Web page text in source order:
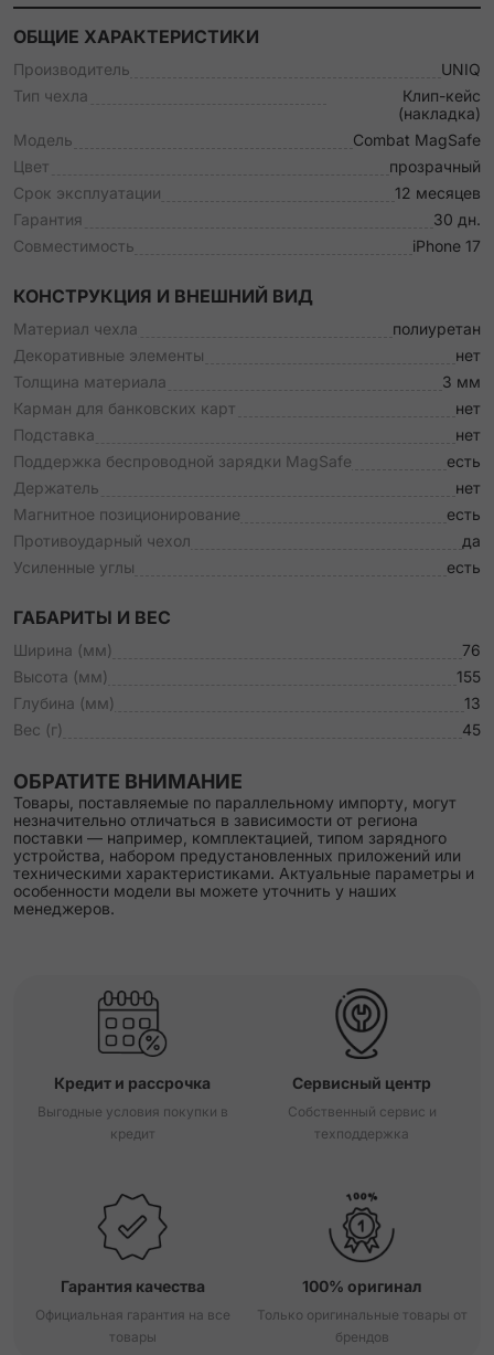
ОБЩИЕ ХАРАКТЕРИСТИКИ
Производитель
UNIQ
Тип чехла
Клип-кейс
(накладка)
Модель
Combat MagSafe
Цвет
прозрачный
Срок эксплуатации
12 месяцев
Гарантия
30 дн.
Совместимость
iPhone 17
КОНСТРУКЦИЯ И ВНЕШНИЙ ВИД
Материал чехла
полиуретан
Декоративные элементы
нет
Толщина материала
3 мм
Карман для банковских карт
нет
Подставка
нет
Поддержка беспроводной зарядки MagSafe
есть
Держатель
нет
Магнитное позиционирование
есть
Противоударный чехол
да
Усиленные углы
есть
ГАБАРИТЫ И ВЕС
Ширина (мм)
76
Высота (мм)
155
Глубина (мм)
13
Вес (г)
45
ОБРАТИТЕ ВНИМАНИЕ
Товары, поставляемые по параллельному импорту, могут
незначительно отличаться в зависимости от региона
поставки — например, комплектацией, типом зарядного
устройства, набором предустановленных приложений или
техническими характеристиками. Актуальные параметры и
особенности модели вы можете уточнить у наших
менеджеров.
Кредит и рассрочка
Выгодные условия покупки в
кредит
Сервисный центр
Собственный сервис и
техподдержка
Гарантия качества
Официальная гарантия на все
товары
100% оригинал
Только оригинальные товары от
брендов